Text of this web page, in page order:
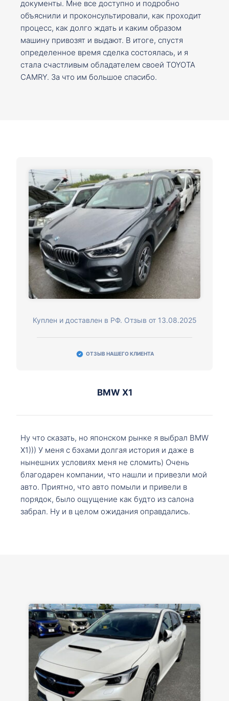
документы. Мне все доступно и подробно
объяснили и проконсультировали, как проходит
процесс, как долго ждать и каким образом
машину привозят и выдают. В итоге, спустя
определенное время сделка состоялась, и я
стала счастливым обладателем своей TOYOTA
CAMRY. За что им большое спасибо.
Куплен и доставлен в РФ. Отзыв от 13.08.2025
ОТЗЫВ НАШЕГО КЛИЕНТА
BMW X1
Ну что сказать, но японском рынке я выбрал BMW
X1))) У меня с бэхами долгая история и даже в
нынешних условиях меня не сломить) Очень
благодарен компании, что нашли и привезли мой
авто. Приятно, что авто помыли и привели в
порядок, было ощущение как будто из салона
забрал. Ну и в целом ожидания оправдались.